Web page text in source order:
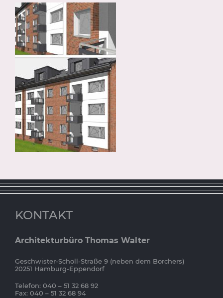
KONTAKT
Architekturbüro Thomas Walter
Geschwister-Scholl-Straße 9 (neben dem Borchers)
20251 Hamburg-Eppendorf
Telefon: 040 – 51 32 68 92
Fax: 040 – 51 32 68 94